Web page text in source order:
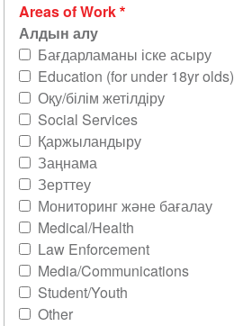
Areas of Work
Алдын алу
Бағдарламаны іске асыру
Education (for under 18yr olds)
Оқу/білім жетілдіру
Social Services
Қаржыландыру
Заңнама
Зерттеу
Мониторинг және бағалау
Medical/Health
Law Enforcement
Media/Communications
Student/Youth
Other